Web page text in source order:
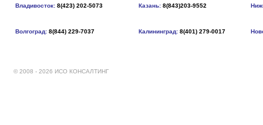
Владивосток: 8(423) 202-5073 Казань: 8(843)203-9552
Волгоград: 8(844) 229-7037 Калининград: 8(401) 279-0017
© 2008 - 2026 ИСО КОНСАЛТИНГ